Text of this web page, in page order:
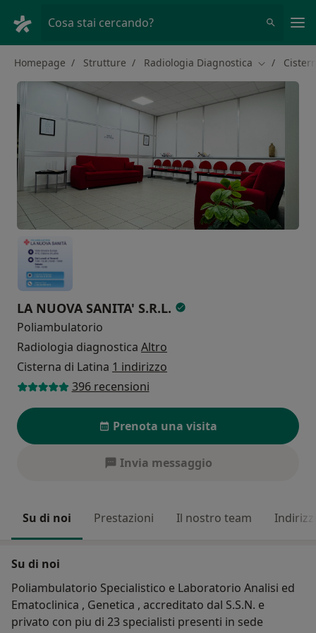
Cosa stai cercando?
Homepage Strutture Radiologia Diagnostica Cambia città
LA NUOVA SANITA' S.R.L.
Poliambulatorio
Radiologia diagnostica Altro
Cisterna di Latina 1 indirizzo
396 recensioni
Prenota una visita
Invia messaggio
Su di noi Prestazioni Il nostro team Indirizzi
Su di noi
Poliambulatorio Specialistico e Laboratorio Analisi ed
Ematoclinica , Genetica , accreditato dal S.S.N. e
privato con piu di 23 specialisti presenti in sede